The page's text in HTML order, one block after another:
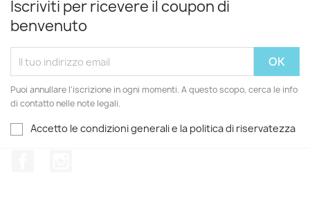
Iscriviti per ricevere il coupon di
benvenuto
Puoi annullare l'iscrizione in ogni momenti. A questo scopo, cerca le info
di contatto nelle note legali.
Accetto le condizioni generali e la politica di riservatezza